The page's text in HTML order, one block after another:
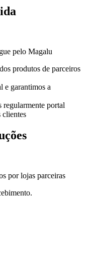
pelo Magalu
produtos de parceiros
e garantimos a
regularmente portal
clientes
por lojas parceiras